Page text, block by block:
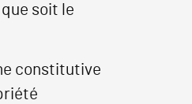
soit le
constitutive